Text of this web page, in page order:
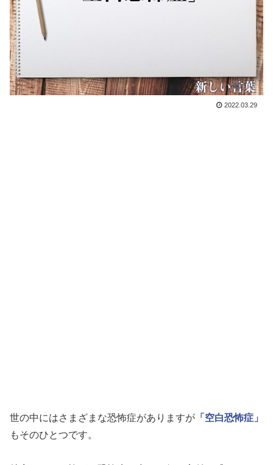
2022.03.29
世の中にはさまざまな恐怖症がありますが 「空白恐怖症」
もそのひとつです。